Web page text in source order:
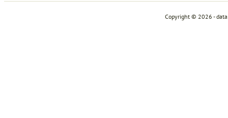
Copyright © 2026 -